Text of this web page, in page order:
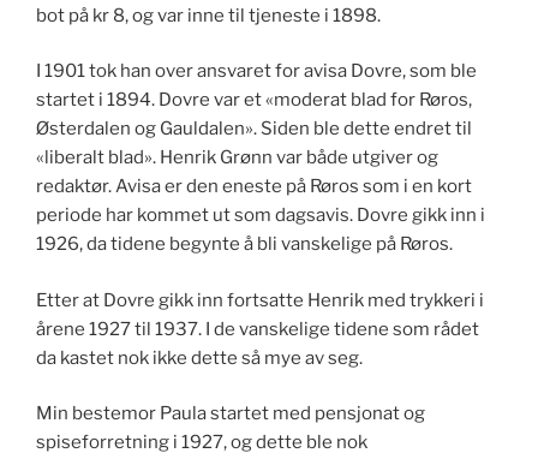
bot på kr 8, og var inne til tjeneste i 1898.
I 1901 tok han over ansvaret for avisa Dovre, som ble
startet i 1894. Dovre var et «moderat blad for Røros,
Østerdalen og Gauldalen». Siden ble dette endret til
«liberalt blad». Henrik Grønn var både utgiver og
redaktør. Avisa er den eneste på Røros som i en kort
periode har kommet ut som dagsavis. Dovre gikk inn i
1926, da tidene begynte å bli vanskelige på Røros.
Etter at Dovre gikk inn fortsatte Henrik med trykkeri i
årene 1927 til 1937. I de vanskelige tidene som rådet
da kastet nok ikke dette så mye av seg.
Min bestemor Paula startet med pensjonat og
spiseforretning i 1927, og dette ble nok